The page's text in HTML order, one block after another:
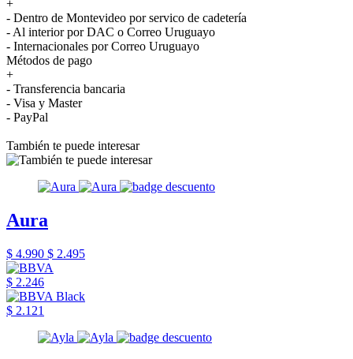
+
- Dentro de Montevideo por servico de cadetería
- Al interior por DAC o Correo Uruguayo
- Internacionales por Correo Uruguayo
Métodos de pago
+
- Transferencia bancaria
- Visa y Master
- PayPal
También te puede interesar
Aura
$ 4.990 $ 2.495
$ 2.246
$ 2.121